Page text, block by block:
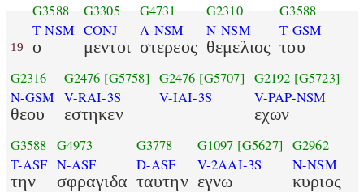
19
G3588
T-NSM
ο
G3305
CONJ
μεντοι
G4731
A-NSM
στερεος
G2310
N-NSM
θεμελιος
G3588
T-GSM
του
G2316
N-GSM
θεου
G2476 [G5758]
V-RAI-3S
εστηκεν
G2476 [G5707]
V-IAI-3S
G2192 [G5723]
V-PAP-NSM
εχων
G3588
T-ASF
την
G4973
N-ASF
σφραγιδα
G3778
D-ASF
ταυτην
G1097 [G5627]
V-2AAI-3S
εγνω
G2962
N-NSM
κυριος